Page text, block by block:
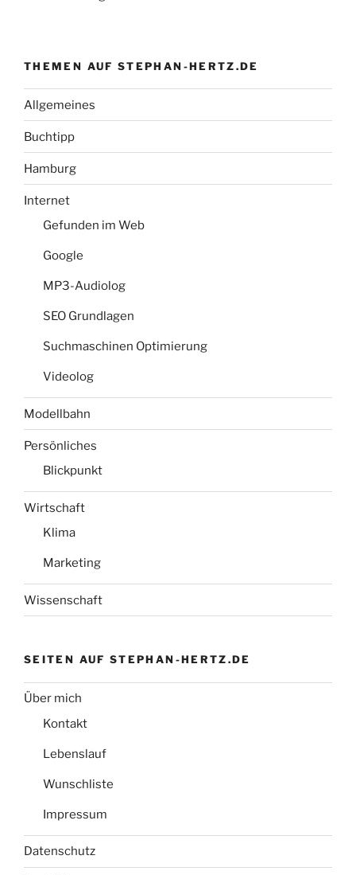
THEMEN AUF STEPHAN-HERTZ.DE
Allgemeines
Buchtipp
Hamburg
Internet
Gefunden im Web
Google
MP3-Audiolog
SEO Grundlagen
Suchmaschinen Optimierung
Videolog
Modellbahn
Persönliches
Blickpunkt
Wirtschaft
Klima
Marketing
Wissenschaft
SEITEN AUF STEPHAN-HERTZ.DE
Über mich
Kontakt
Lebenslauf
Wunschliste
Impressum
Datenschutz